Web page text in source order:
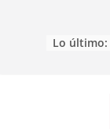
Lo último: